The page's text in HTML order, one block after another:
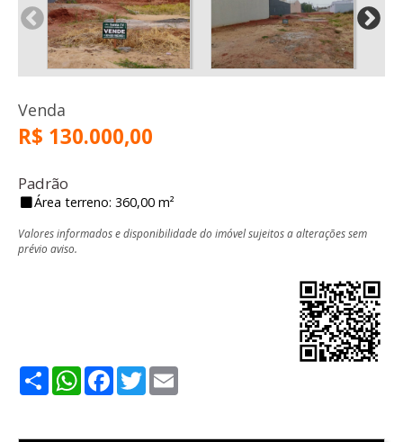
Venda
R$ 130.000,00
Padrão
Área terreno: 360,00 m²
Valores informados e disponibilidade do imóvel sujeitos a alterações sem
prévio aviso.
ShareWhatsApp
Facebook
Twitter